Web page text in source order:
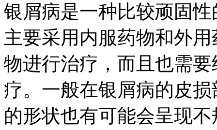
银屑病是一种比较顽固
主要采用内服药物和外
物进行治疗，而且也需
疗。一般在银屑病的皮
的形状也有可能会呈现